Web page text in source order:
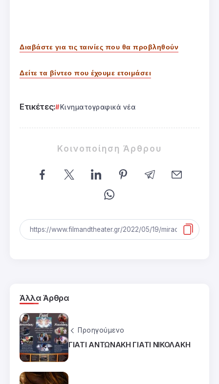
Διαβάστε για τις ταινίες που θα προβληθούν
Δείτε τα βίντεο που έχουμε ετοιμάσει
Ετικέτες: Κινηματογραφικά νέα
Κοινοποίηση Άρθρου
Άλλα Άρθρα
Προηγούμενο
ΓΙΑΤΙ ΑΝΤΩΝΑΚΗ ΓΙΑΤΙ ΝΙΚΟΛΑΚΗ